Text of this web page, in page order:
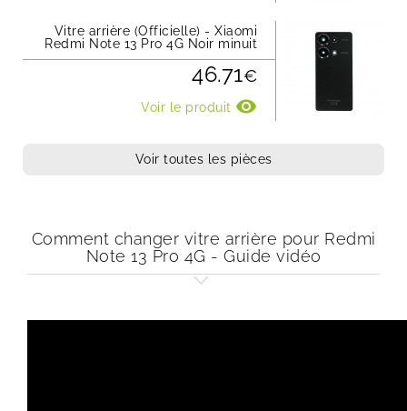
Vitre arrière (Officielle) - Xiaomi
Redmi Note 13 Pro 4G Noir minuit
46.71€
Voir le produit visibility
Voir toutes les pièces
Comment changer vitre arrière pour Redmi
Note 13 Pro 4G - Guide vidéo